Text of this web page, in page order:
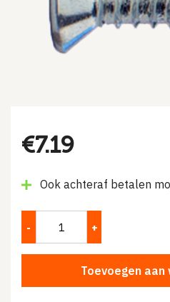
€7.19
Ook achteraf betalen
Toevoegen